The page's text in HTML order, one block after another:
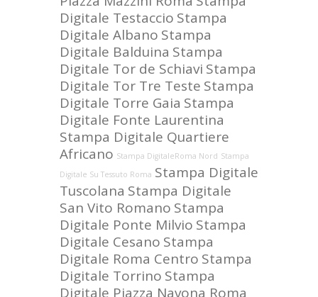
Digitale Testaccio Stampa
Digitale Albano Stampa
Digitale Balduina Stampa
Digitale Tor de Schiavi Stampa
Digitale Tor Tre Teste Stampa
Digitale Torre Gaia Stampa
Digitale Fonte Laurentina
Stampa Digitale Quartiere
Africano Stampa DigitaleRoma Nord Stampa
Digitale Su Tessuto Roma Stampa Digitale
Tuscolana Stampa Digitale
San Vito Romano Stampa
Digitale Ponte Milvio Stampa
Digitale Cesano Stampa
Digitale Roma Centro Stampa
Digitale Torrino Stampa
Digitale Piazza Navona Roma